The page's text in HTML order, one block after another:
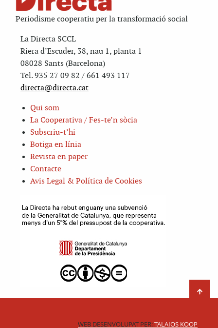
Periodisme cooperatiu per la transformació social
La Directa SCCL
Riera d’Escuder, 38, nau 1, planta 1
08028 Sants (Barcelona)
Tel. 935 27 09 82 / 661 493 117
directa@directa.cat
Qui som
La Cooperativa / Fes-te’n sòcia
Subscriu-t’hi
Botiga en línia
Revista en paper
Contacte
Avis Legal & Política de Cookies
WEB DESENVOLUPAT PER:TALAIOS KOOP